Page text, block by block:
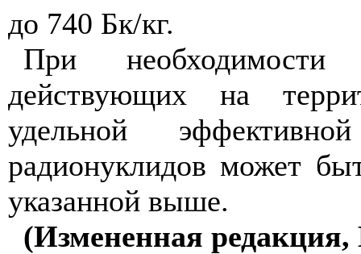
до 740 Бк/кг.
При
действующих на
удельной
радионуклидов может
указанной выше.
(Измененная